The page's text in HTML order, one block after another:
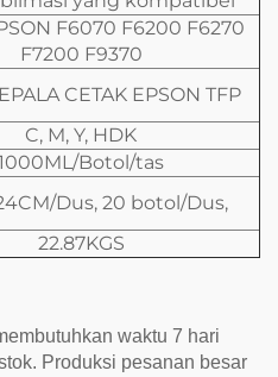
F6070 F6200 F6270
F7200 F9370
CETAK EPSON TFP
C, M, Y, HDK
Botol/tas
Dus, 20 botol/Dus,
22.87KGS
waktu 7 hari
Produksi pesanan besar